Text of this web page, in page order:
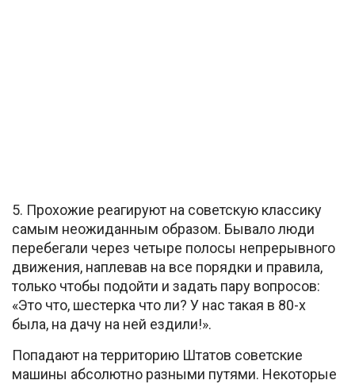
5. Прохожие реагируют на советскую классику
самым неожиданным образом. Бывало люди
перебегали через четыре полосы непрерывного
движения, наплевав на все порядки и правила,
только чтобы подойти и задать пару вопросов:
«Это что, шестерка что ли? У нас такая в 80-х
была, на дачу на ней ездили!».
Попадают на территорию Штатов советские
машины абсолютно разными путями. Некоторые